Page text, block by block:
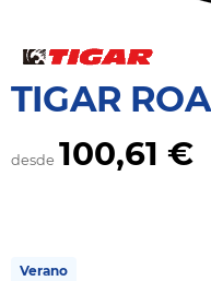
TIGAR
desde 100,61 €
Verano